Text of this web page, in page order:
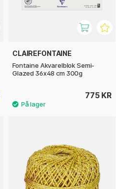
CLAIREFONTAINE
Fontaine Akvarelblok Semi-
Glazed 36x48 cm 300g
775 KR